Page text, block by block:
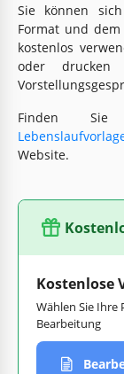
Sie können
Format und
kostenlos
oder
Finden
Website.
Kostenlose
Wählen Sie
Bearbeitung